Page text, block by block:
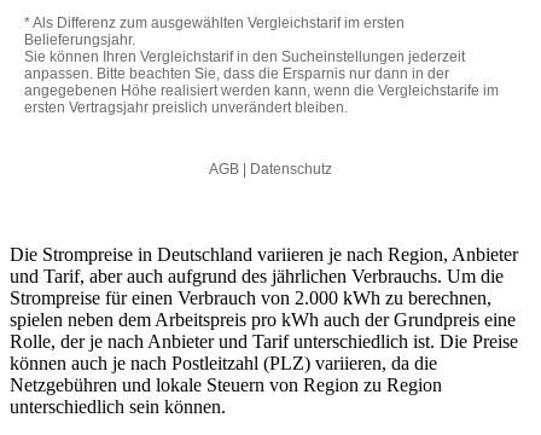
Die Strompreise in Deutschland variieren je nach Region, Anbieter
und Tarif, aber auch aufgrund des jährlichen Verbrauchs. Um die
Strompreise für einen Verbrauch von 2.000 kWh zu berechnen,
spielen neben dem Arbeitspreis pro kWh auch der Grundpreis eine
Rolle, der je nach Anbieter und Tarif unterschiedlich ist. Die Preise
können auch je nach Postleitzahl (PLZ) variieren, da die
Netzgebühren und lokale Steuern von Region zu Region
unterschiedlich sein können.